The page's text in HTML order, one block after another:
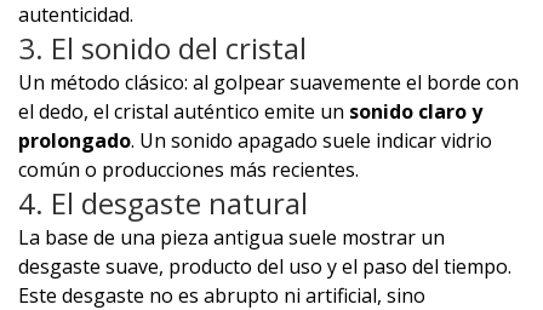
autenticidad.
3. El sonido del cristal
Un método clásico: al golpear suavemente el borde con
el dedo, el cristal auténtico emite un sonido claro y
prolongado. Un sonido apagado suele indicar vidrio
común o producciones más recientes.
4. El desgaste natural
La base de una pieza antigua suele mostrar un
desgaste suave, producto del uso y el paso del tiempo.
Este desgaste no es abrupto ni artificial, sino